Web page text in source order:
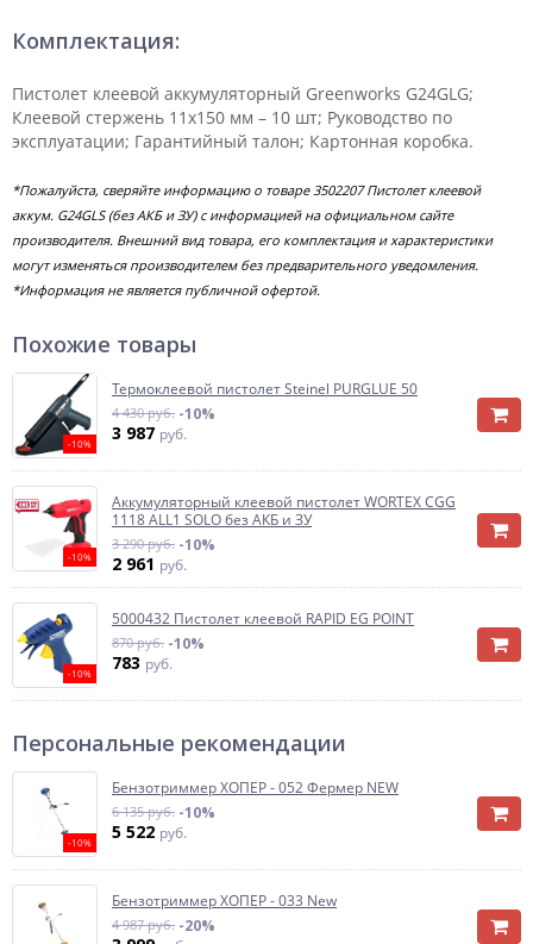
Комплектация:
Пистолет клеевой аккумуляторный Greenworks G24GLG;
Клеевой стержень 11х150 мм – 10 шт; Руководство по
эксплуатации; Гарантийный талон; Картонная коробка.
*Пожалуйста, сверяйте информацию о товаре 3502207 Пистолет клеевой
аккум. G24GLS (без АКБ и ЗУ) с информацией на официальном сайте
производителя. Внешний вид товара, его комплектация и характеристики
могут изменяться производителем без предварительного уведомления.
*Информация не является публичной офертой.
Похожие товары
-10%
Термоклеевой пистолет Steinel PURGLUE 50
4 430 руб. -10%
3 987 руб.
-10%
Аккумуляторный клеевой пистолет WORTEX CGG
1118 ALL1 SOLO без АКБ и ЗУ
3 290 руб. -10%
2 961 руб.
-10%
5000432 Пистолет клеевой RAPID EG POINT
870 руб. -10%
783 руб.
Персональные рекомендации
-10%
Бензотриммер ХОПЕР - 052 Фермер NEW
6 135 руб. -10%
5 522 руб.
Бензотриммер ХОПЕР - 033 New
4 987 руб. -20%